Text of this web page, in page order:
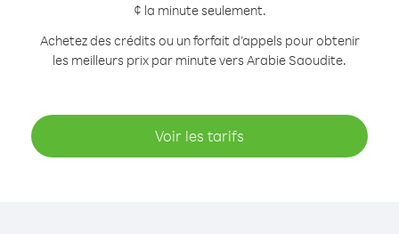
¢ la minute seulement.
Achetez des crédits ou un forfait d’appels pour obtenir
les meilleurs prix par minute vers Arabie Saoudite.
Voir les tarifs